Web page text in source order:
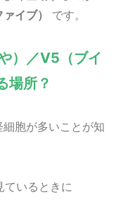
イブ）
です。
）／V5（ブイ
場所？
胞が多いことが知
ているときに